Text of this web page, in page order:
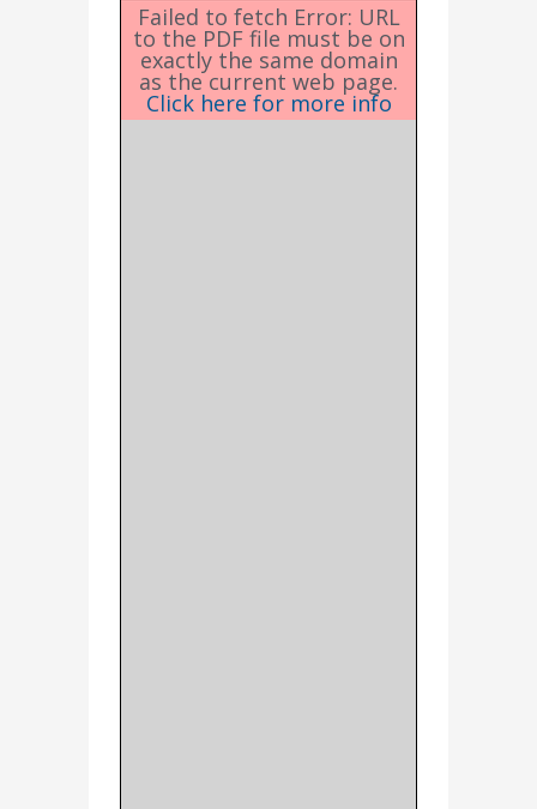
Failed to fetch Error: URL
to the PDF file must be on
exactly the same domain
as the current web page.
Click here for more info